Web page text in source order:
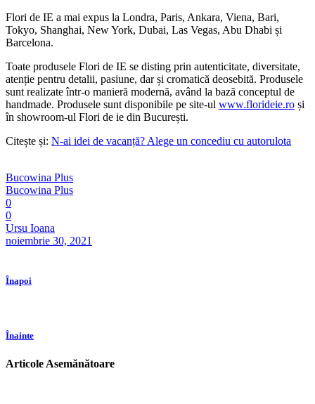
Flori de IE a mai expus la Londra, Paris, Ankara, Viena, Bari,
Tokyo, Shanghai, New York, Dubai, Las Vegas, Abu Dhabi și
Barcelona.
Toate produsele Flori de IE se disting prin autenticitate, diversitate,
atenție pentru detalii, pasiune, dar și cromatică deosebită. Produsele
sunt realizate într-o manieră modernă, având la bază conceptul de
handmade. Produsele sunt disponibile pe site-ul www.florideie.ro și
în showroom-ul Flori de ie din București.
Citește și: N-ai idei de vacanță? Alege un concediu cu autorulota
Bucowina Plus
Bucowina Plus
0
0
Ursu Ioana
noiembrie 30, 2021
Înapoi
Înainte
Articole Asemănătoare